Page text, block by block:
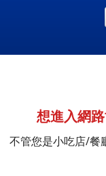
想進入網
不管您是小吃店/